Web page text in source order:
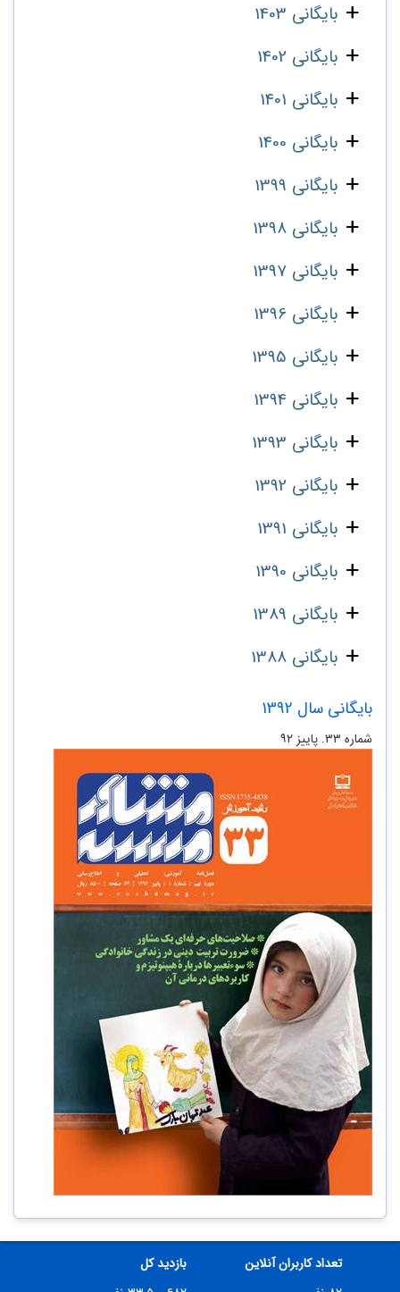
بایگانی 1403
بایگانی 1402
بایگانی 1401
بایگانی 1400
بایگانی 1399
بایگانی 1398
بایگانی 1397
بایگانی 1396
بایگانی 1395
بایگانی 1394
بایگانی 1393
بایگانی 1392
بایگانی 1391
بایگانی 1390
بایگانی 1389
بایگانی 1388
بایگانی سال 1392
شماره‌ ۳۳. پاییز ۹۲
تعداد کاربران آنلاین
بازدید کل